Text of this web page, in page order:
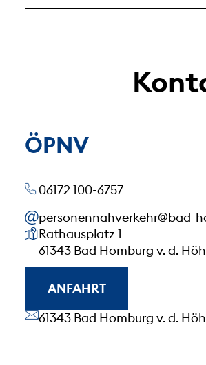
ÖPNV
06172 100-6757
personennahverkehr@bad-
Unsere Anschrift
Rathausplatz 1
61343 Bad Homburg v. d.
ANFAHRT
Unsere Anschrift
61343 Bad Homburg v. d.